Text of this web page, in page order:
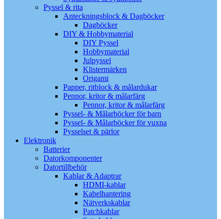
Pyssel & rita
Anteckningsblock & Dagböcker
Dagböcker
DIY & Hobbymaterial
DIY Pyssel
Hobbymaterial
Julpyssel
Klistermärken
Origami
Papper, ritblock & målardukar
Pennor, kritor & målarfärg
Pennor, kritor & målarfärg
Pyssel- & Målarböcker för barn
Pyssel- & Målarböcker för vuxna
Pysselset & pärlor
Elektronik
Batterier
Datorkomponenter
Datortillbehör
Kablar & Adaptrar
HDMI-kablar
Kabelhantering
Nätverkskablar
Patchkablar